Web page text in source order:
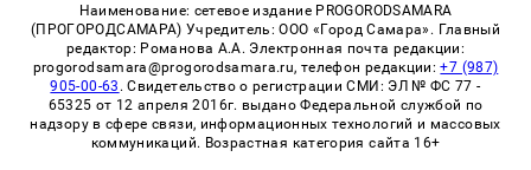
Наименование: сетевое издание PROGORODSAMARA
(ПРОГОРОДСАМАРА) Учредитель: ООО «Город Самара». Главный
редактор: Романова А.А. Электронная почта редакции:
progorodsamara@progorodsamara.ru, телефон редакции:+7 (987)
905-00-63 . Свидетельство о регистрации СМИ: ЭЛ № ФС 77 -
65325 от 12 апреля 2016г. выдано Федеральной службой по
надзору в сфере связи, информационных технологий и массовых
коммуникаций. Возрастная категория сайта 16+